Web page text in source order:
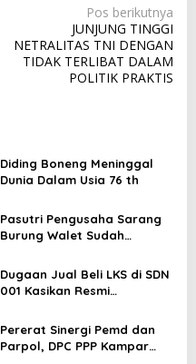
Pos berikutnya
JUNJUNG TINGGI
NETRALITAS TNI DENGAN
TIDAK TERLIBAT DALAM
POLITIK PRAKTIS
Diding Boneng Meninggal
Dunia Dalam Usia 76 th
Pasutri Pengusaha Sarang
Burung Walet Sudah
Pelapor Desak Polda Jambi
Segera Lakukan Penahanan
Dugaan Jual Beli LKS di SDN
001 Kasikan Resmi
Kampar, Pemred – Pimum
Metroterkini.id Desak Usut
Kasus Ini
Pererat Sinergi Pemd dan
Parpol, DPC PPP Kampar